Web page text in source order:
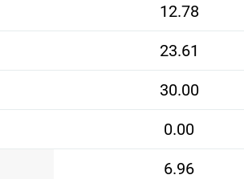
12.78
23.61
30.00
0.00
6.96